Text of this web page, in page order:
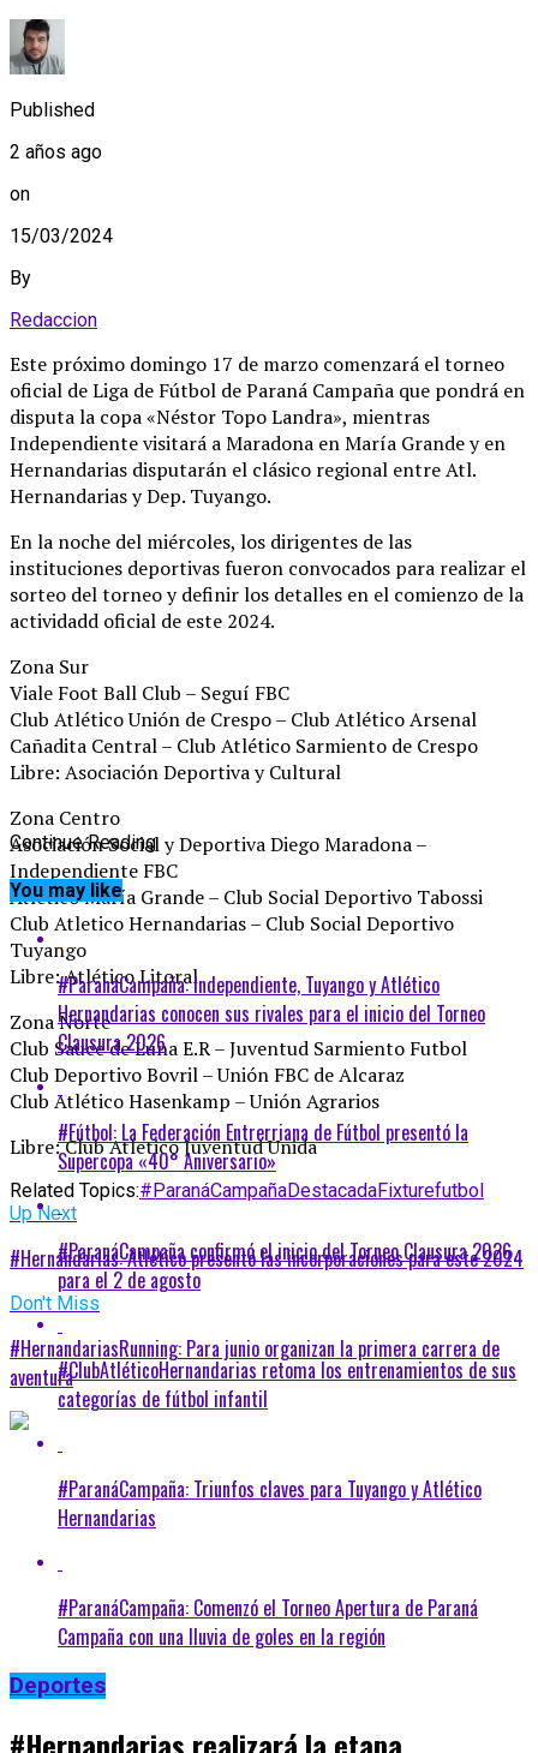
Published
2 años ago
on
15/03/2024
By
Redaccion
Este próximo domingo 17 de marzo comenzará el torneo
oficial de Liga de Fútbol de Paraná Campaña que pondrá en
disputa la copa «Néstor Topo Landra», mientras
Independiente visitará a Maradona en María Grande y en
Hernandarias disputarán el clásico regional entre Atl.
Hernandarias y Dep. Tuyango.
En la noche del miércoles, los dirigentes de las
instituciones deportivas fueron convocados para realizar el
sorteo del torneo y definir los detalles en el comienzo de la
actividadd oficial de este 2024.
Zona Sur
Viale Foot Ball Club – Seguí FBC
Club Atlético Unión de Crespo – Club Atlético Arsenal
Cañadita Central – Club Atlético Sarmiento de Crespo
Libre: Asociación Deportiva y Cultural
Zona Centro
Asociación Social y Deportiva Diego Maradona –
Independiente FBC
Atlético María Grande – Club Social Deportivo Tabossi
Club Atletico Hernandarias – Club Social Deportivo
Tuyango
Libre: Atlético Litoral
Zona Norte
Club Sauce de Luna E.R – Juventud Sarmiento Futbol
Club Deportivo Bovril – Unión FBC de Alcaraz
Club Atlético Hasenkamp – Unión Agrarios
Libre: Club Atletico Juventud Unida
Related Topics:#ParanáCampañaDestacadaFixturefutbol
Up Next
#Hernandarias: Atlético presentó las incorporaciones para este 2024
Don't Miss
#HernandariasRunning: Para junio organizan la primera carrera de
aventura
Continue Reading
You may like
#ParanáCampaña: Independiente, Tuyango y Atlético
Hernandarias conocen sus rivales para el inicio del Torneo
Clausura 2026
#Fútbol: La Federación Entrerriana de Fútbol presentó la
Supercopa «40° Aniversario»
#ParanáCampaña confirmó el inicio del Torneo Clausura 2026
para el 2 de agosto
#ClubAtléticoHernandarias retoma los entrenamientos de sus
categorías de fútbol infantil
#ParanáCampaña: Triunfos claves para Tuyango y Atlético
Hernandarias
#ParanáCampaña: Comenzó el Torneo Apertura de Paraná
Campaña con una lluvia de goles en la región
Deportes